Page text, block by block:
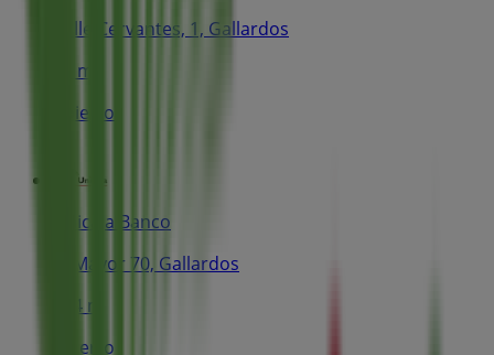
Calle Cervantes, 1, Gallardos
61 m
Abierto
Unicaja Banco
Cl Mayor 70, Gallardos
124 m
Abierto